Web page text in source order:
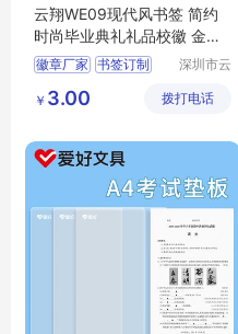
云翔WE09现代风书签 简约
时尚毕业典礼礼品校徽 金属
徽章生产
徽章厂家 书签订制
胸章订制
深圳市云
品有限公
￥ 3.00 拨打电话